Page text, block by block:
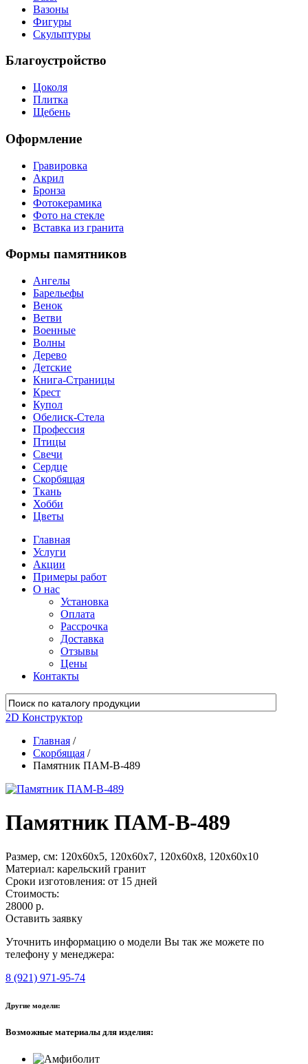
Вазоны
Фигуры
Скульптуры
Благоустройство
Цоколя
Плитка
Щебень
Оформление
Гравировка
Акрил
Бронза
Фотокерамика
Фото на стекле
Вставка из гранита
Формы памятников
Ангелы
Барельефы
Венок
Ветви
Военные
Волны
Дерево
Детские
Книга-Страницы
Крест
Купол
Обелиск-Стела
Профессия
Птицы
Свечи
Сердце
Скорбящая
Ткань
Хобби
Цветы
Главная
Услуги
Акции
Примеры работ
О нас
Установка
Оплата
Рассрочка
Доставка
Отзывы
Цены
Контакты
2D Конструктор
Главная /
Скорбящая /
Памятник ПАМ-В-489
Памятник ПАМ-В-489
Размер, см: 120х60х5, 120х60х7, 120х60х8, 120х60х10
Материал: карельский гранит
Сроки изготовления: от 15 дней
Стоимость:
28000 р.
Оставить заявку
Уточнить информацию о модели Вы так же можете по
телефону у менеджера:
8 (921) 971-95-74
Другие модели:
Возможные материалы для изделия: